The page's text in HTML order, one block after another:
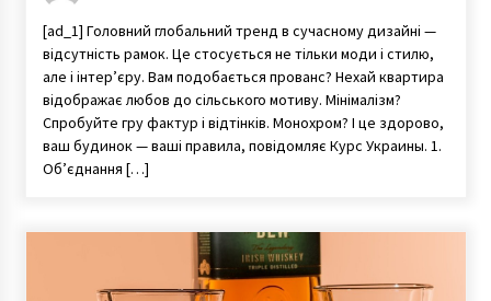
[ad_1] Головний глобальний тренд в сучасному дизайні —
відсутність рамок. Це стосується не тільки моди і стилю,
але і інтер’єру. Вам подобається прованс? Нехай квартира
відображає любов до сільського мотиву. Мінімалізм?
Спробуйте гру фактур і відтінків. Монохром? І це здорово,
ваш будинок — ваші правила, повідомляє Курс Украины. 1.
Об’єднання […]